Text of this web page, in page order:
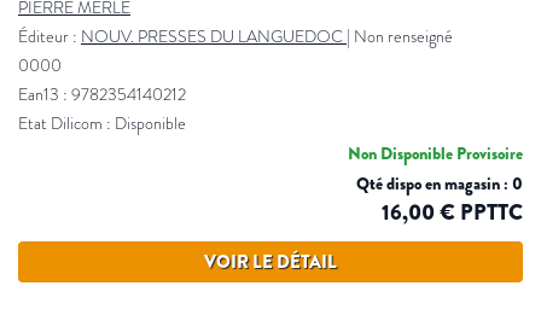
PIERRE MERLE
Éditeur : NOUV. PRESSES DU LANGUEDOC | Non renseigné
0000
Ean13 : 9782354140212
Etat Dilicom : Disponible
Non Disponible Provisoire
Qté dispo en magasin : 0
16,00 € PPTTC
VOIR LE DÉTAIL